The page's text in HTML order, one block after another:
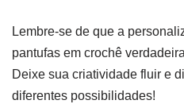
Lembre-se de que a
pantufas em crochê
Deixe sua criatividade fluir e
diferentes possibilidades!